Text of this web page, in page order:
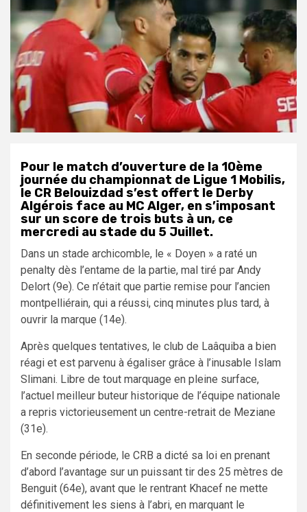
Pour le match d’ouverture de la 10ème
journée du championnat de Ligue 1 Mobilis,
le CR Belouizdad s’est offert le Derby
Algérois face au MC Alger, en s’imposant
sur un score de trois buts à un, ce
mercredi au stade du 5 Juillet.
Dans un stade archicomble, le « Doyen » a raté un
penalty dès l’entame de la partie, mal tiré par Andy
Delort (9e). Ce n’était que partie remise pour l’ancien
montpelliérain, qui a réussi, cinq minutes plus tard, à
ouvrir la marque (14e).
Après quelques tentatives, le club de Laâquiba a bien
réagi et est parvenu à égaliser grâce à l’inusable Islam
Slimani. Libre de tout marquage en pleine surface,
l’actuel meilleur buteur historique de l’équipe nationale
a repris victorieusement un centre-retrait de Meziane
(31e).
En seconde période, le CRB a dicté sa loi en prenant
d’abord l’avantage sur un puissant tir des 25 mètres de
Benguit (64e), avant que le rentrant Khacef ne mette
définitivement les siens à l’abri, en marquant le